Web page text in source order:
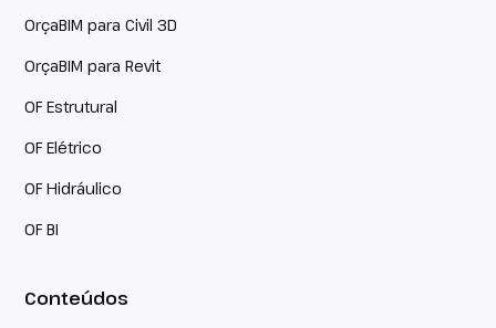
OrçaBIM para Civil 3D
OrçaBIM para Revit
OF Estrutural
OF Elétrico
OF Hidráulico
OF BI
Conteúdos